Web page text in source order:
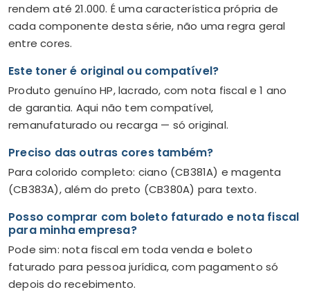
rendem até 21.000. É uma característica própria de
cada componente desta série, não uma regra geral
entre cores.
Este toner é original ou compatível?
Produto genuíno HP, lacrado, com nota fiscal e 1 ano
de garantia. Aqui não tem compatível,
remanufaturado ou recarga — só original.
Preciso das outras cores também?
Para colorido completo: ciano (CB381A) e magenta
(CB383A), além do preto (CB380A) para texto.
Posso comprar com boleto faturado e nota fiscal
para minha empresa?
Pode sim: nota fiscal em toda venda e boleto
faturado para pessoa jurídica, com pagamento só
depois do recebimento.